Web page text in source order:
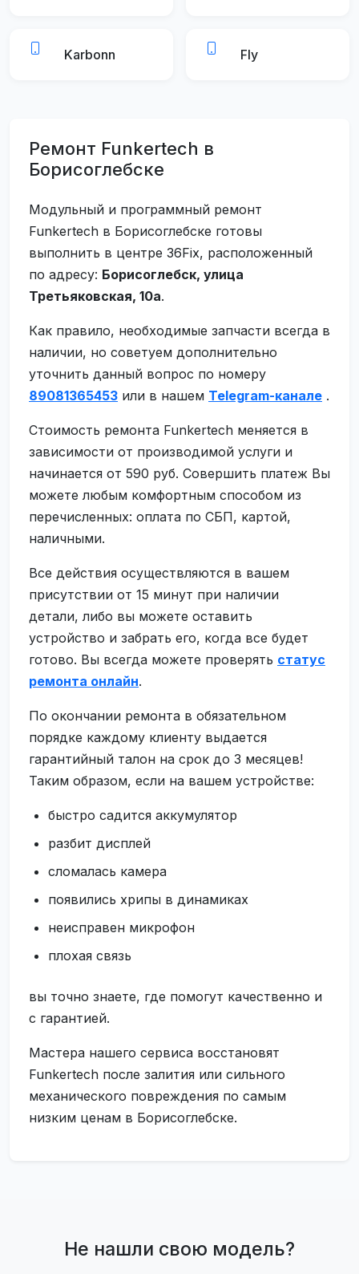
Karbonn Fly
Ремонт Funkertech в
Борисоглебске
Модульный и программный ремонт
Funkertech в Борисоглебске готовы
выполнить в центре 36Fix, расположенный
по адресу: Борисоглебск, улица
Третьяковская, 10а.
Как правило, необходимые запчасти всегда в
наличии, но советуем дополнительно
уточнить данный вопрос по номеру
89081365453 или в нашем Telegram-канале .
Стоимость ремонта Funkertech меняется в
зависимости от производимой услуги и
начинается от 590 руб. Совершить платеж Вы
можете любым комфортным способом из
перечисленных: оплата по СБП, картой,
наличными.
Все действия осуществляются в вашем
присутствии от 15 минут при наличии
детали, либо вы можете оставить
устройство и забрать его, когда все будет
готово. Вы всегда можете проверять статус
ремонта онлайн.
По окончании ремонта в обязательном
порядке каждому клиенту выдается
гарантийный талон на срок до 3 месяцев!
Таким образом, если на вашем устройстве:
быстро садится аккумулятор
разбит дисплей
сломалась камера
появились хрипы в динамиках
неисправен микрофон
плохая связь
вы точно знаете, где помогут качественно и
с гарантией.
Мастера нашего сервиса восстановят
Funkertech после залития или сильного
механического повреждения по самым
низким ценам в Борисоглебске.
Не нашли свою модель?